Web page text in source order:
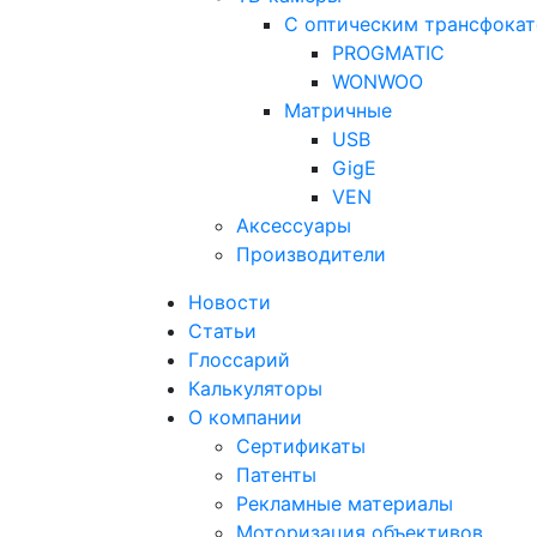
С оптическим
PROGMATIC
WONWOO
Матричные
USB
GigE
VEN
Аксессуары
Производители
Новости
Статьи
Глоссарий
Калькуляторы
О компании
Сертификаты
Патенты
Рекламные материалы
Моторизация объективов